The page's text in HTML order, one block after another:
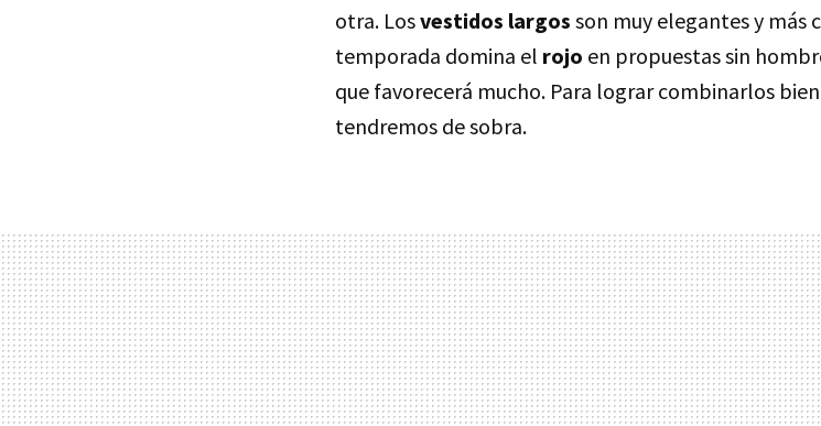
otra. Losvestidos largos son muy elegantes y más
temporada domina el rojo en propuestas sin
que favorecerá mucho. Para lograr combinarlos
tendremos de sobra.